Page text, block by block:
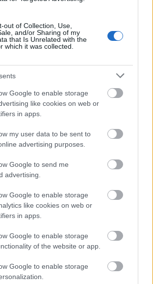
out of Collection, Use,
and/or Sharing of my
that Is Unrelated with the
which it was collected.
Google to enable storage
like cookies on web or
in apps.
my user data to be sent to
advertising purposes.
Google to send me
advertising.
Google to enable storage
like cookies on web or
in apps.
Google to enable storage
of the website or app.
Google to enable storage
η πιο Εύκολη
Υπολογιστών σε 2
proson.gr στα αποτελέσματα
της Google
Ειδήσεις